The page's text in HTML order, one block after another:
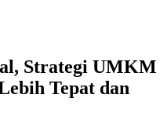
Strategi UMKM
Tepat dan